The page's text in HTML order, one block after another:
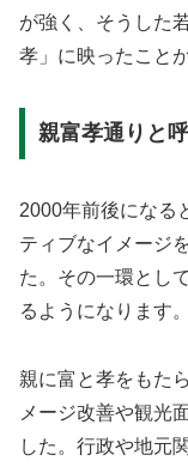
が強く、そうした
孝」に映ったこと
親富孝通りと
2000年前後になる
ティブなイメージ
た。その一環とし
るようになります。
親に富と孝をもた
メージ改善や観光
した。行政や地元